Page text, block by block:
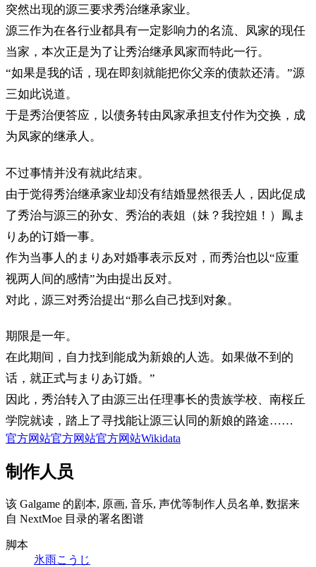
突然出现的源三要求秀治继承家业。
源三作为在各行业都具有一定影响力的名流、凤家的现任
当家，本次正是为了让秀治继承凤家而特此一行。
“如果是我的话，现在即刻就能把你父亲的债款还清。”源
三如此说道。
于是秀治便答应，以债务转由凤家承担支付作为交换，成
为凤家的继承人。
不过事情并没有就此结束。
由于觉得秀治继承家业却没有结婚显然很丢人，因此促成
了秀治与源三的孙女、秀治的表姐（妹？我控姐！）鳳ま
りあ的订婚一事。
作为当事人的まりあ对婚事表示反对，而秀治也以“应重
视两人间的感情”为由提出反对。
对此，源三对秀治提出“那么自己找到对象。
期限是一年。
在此期间，自力找到能成为新娘的人选。如果做不到的
话，就正式与まりあ订婚。”
因此，秀治转入了由源三出任理事长的贵族学校、南桜丘
学院就读，踏上了寻找能让源三认同的新娘的路途……
官方网站官方网站官方网站Wikidata
制作人员
该 Galgame 的剧本, 原画, 音乐, 声优等制作人员名单, 数据来
自 NextMoe 目录的署名图谱
脚本
氷雨こうじ